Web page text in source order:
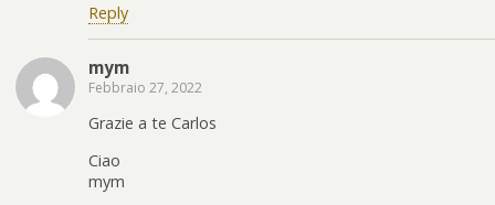
Reply
mym
Febbraio 27, 2022
Grazie a te Carlos
Ciao
mym